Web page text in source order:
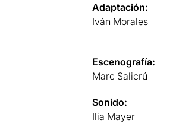
Adaptación:
Iván Morales
Escenografía:
Marc Salicrú
Sonido:
Ilia Mayer